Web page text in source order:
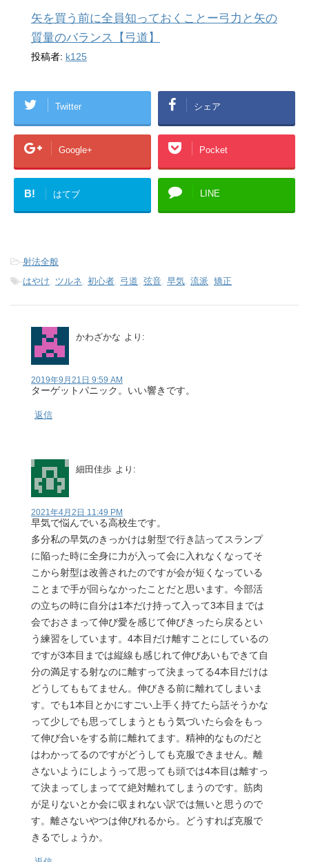
矢を買う前に全員知っておくことー弓力と矢の
質量のバランス【弓道】
投稿者: k125
Twitter シェア
Google+ Pocket
B! はてブ LINE
-射法全般
-はやけ ツルネ 初心者 弓道 弦音 早気 流派 矯正
かわざかな より:
2019年9月21日 9:59 AM
ターゲットパニック。いい響きです。
返信
細田佳歩 より:
2021年4月2日 11:49 PM
早気で悩んでいる高校生です。
多分私の早気のきっかけは射型で行き詰ってスランプ
に陥った時に全身に力が入って会に入れなくなってそ
こから射型は改善されたのですが会が短くなっている
ことまで手が回らなかったことだと思います。今部活
の立ちの時に自分は1本だけ持って入って3本目までは
会でおさまって伸び愛を感じて伸びきったら戻るとい
う練習をしています。4本目だけ離すことにしているの
ですが3本目までは縦線も感じれて伸びあいもできて自
分の満足する射なのに離すって決まってる4本目だけは
どうしてももてません。伸びきる前に離れてしまいま
す。でも1本目とかにすごい上手く持てたら話そうかな
って少しでも思ってしまうともう気づいたら会をもっ
て伸び合いをする前に離れてます。精神的なものだと
はわかってるのですがどうしても克服できません。離
さないようにしようって思っても頭では4本目は離すっ
て決まってしまってて絶対離れてしまうのです。筋肉
が足りないとか会に収まれない訳では無いと思うので
す。離さないやつは伸びれるから。どうすれば克服で
きるでしょうか。